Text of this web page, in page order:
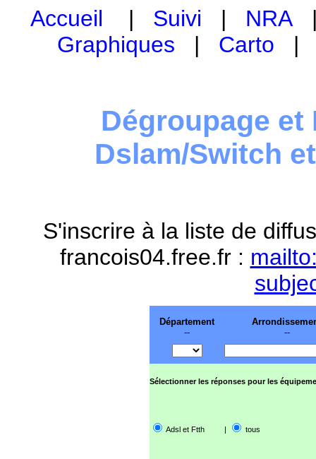
Accueil | Suivi | NRA
Graphiques | Carto
Dégroupage et
Dslam/Switch
S'inscrire à la liste de
francois04.free.fr :
Département
--
--
Sélectionner les réponses pour les
Adsl et Ftth | tous